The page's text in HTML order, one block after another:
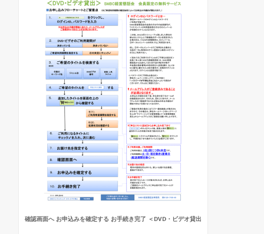
確認画面へ お申込みを確定する お手続き完了 ＜DVD・ビデオ貸出